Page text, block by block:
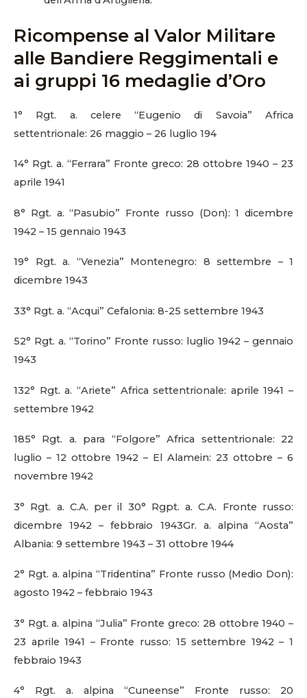
Ricompense al Valor Militare
alle Bandiere Reggimentali e
ai gruppi 16 medaglie d’Oro
1° Rgt. a. celere “Eugenio di Savoia” Africa
settentrionale: 26 maggio – 26 luglio 194
14° Rgt. a. “Ferrara” Fronte greco: 28 ottobre 1940 – 23
aprile 1941
8° Rgt. a. “Pasubio” Fronte russo (Don): 1 dicembre
1942 – 15 gennaio 1943
19° Rgt. a. “Venezia” Montenegro: 8 settembre – 1
dicembre 1943
33° Rgt. a. “Acqui” Cefalonia: 8-25 settembre 1943
52° Rgt. a. “Torino” Fronte russo: luglio 1942 – gennaio
1943
132° Rgt. a. “Ariete” Africa settentrionale: aprile 1941 –
settembre 1942
185° Rgt. a. para “Folgore” Africa settentrionale: 22
luglio – 12 ottobre 1942 – El Alamein: 23 ottobre – 6
novembre 1942
3° Rgt. a. C.A. per il 30° Rgpt. a. C.A. Fronte russo:
dicembre 1942 – febbraio 1943Gr. a. alpina “Aosta”
Albania: 9 settembre 1943 – 31 ottobre 1944
2° Rgt. a. alpina “Tridentina” Fronte russo (Medio Don):
agosto 1942 – febbraio 1943
3° Rgt. a. alpina “Julia” Fronte greco: 28 ottobre 1940 –
23 aprile 1941 – Fronte russo: 15 settembre 1942 – 1
febbraio 1943
4° Rgt. a. alpina “Cuneense” Fronte russo: 20